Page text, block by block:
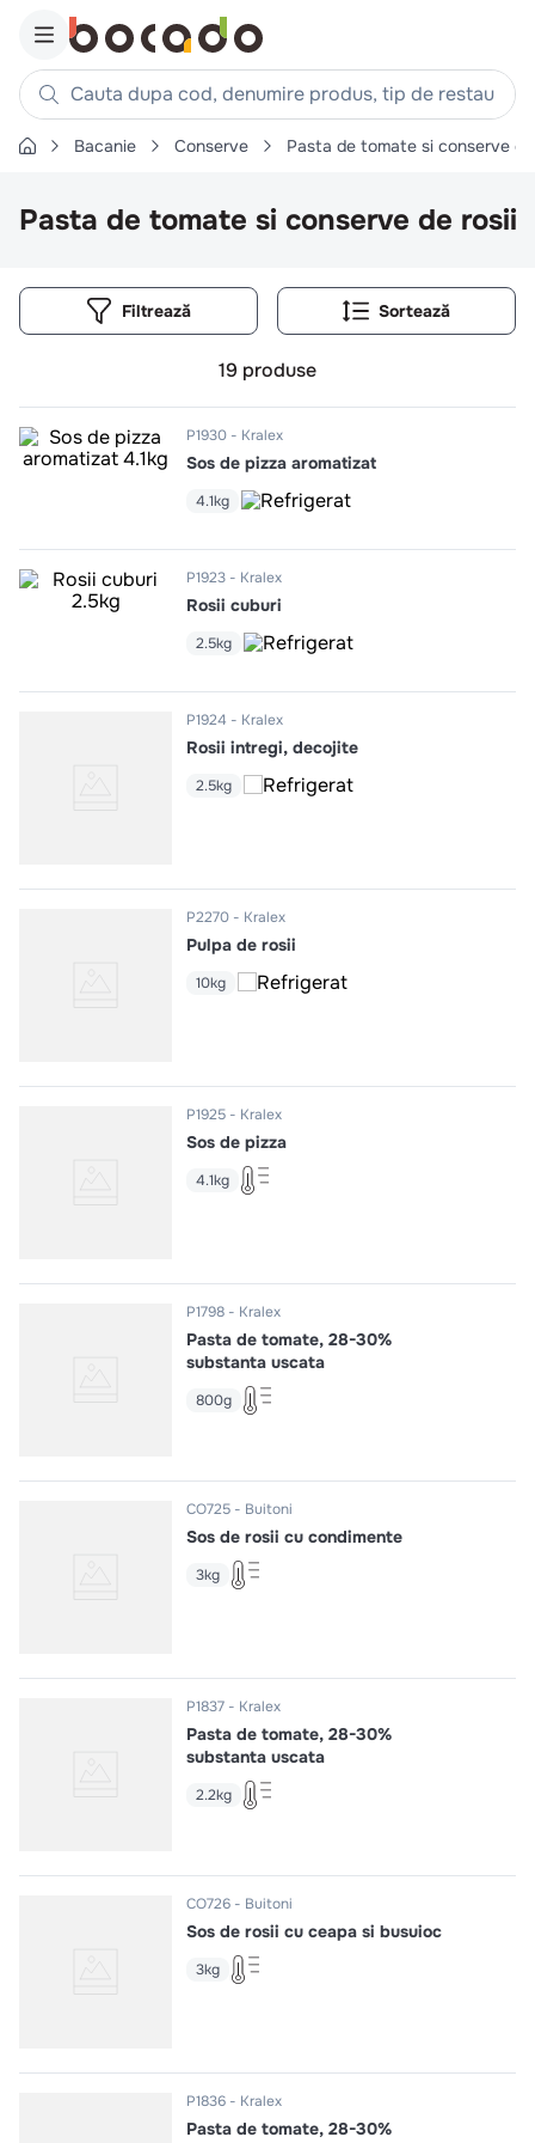
Cauta dupa cod, denumire produs, tip de restaurant,
Căutări populare
chifle
7. ceafa
8. aripi
10.pizza
Bacanie Conserve Pasta de tomate si conserve
Pasta de tomate si conserve de rosii
Filtrează
19 produse
P1930 Kralex
Sos de pizza aromatizat
4.1kg
P1923 Kralex
Rosii cuburi
2.5kg
P1924 Kralex
Rosii intregi, decojite
2.5kg
P2270 Kralex
Pulpa de rosii
10kg
P1925 Kralex
Sos de pizza
4.1kg
P1798 Kralex
Pasta de tomate, 28-30%
substanta uscata
800g
CO725 Buitoni
Sos de rosii cu condimente
3kg
P1837 Kralex
Pasta de tomate, 28-30%
substanta uscata
2.2kg
CO726 Buitoni
Sos de rosii cu ceapa si busuioc
3kg
P1836 Kralex
Pasta de tomate, 28-30%